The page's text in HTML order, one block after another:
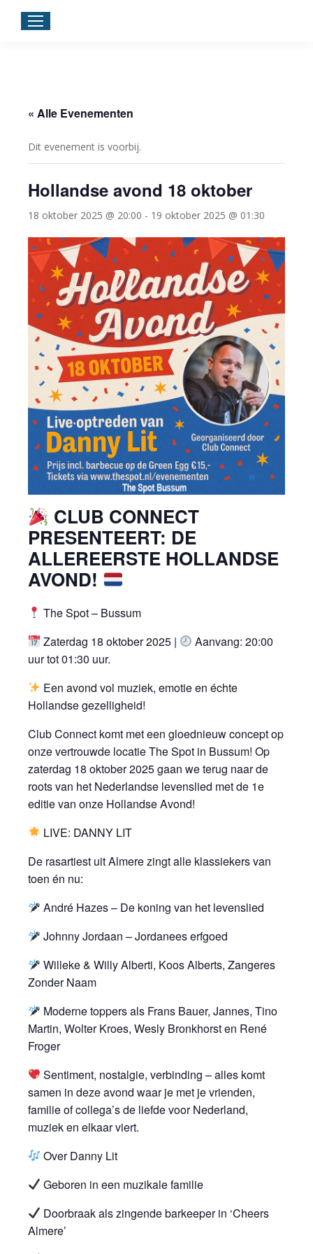
« Alle Evenementen
Dit evenement is voorbij.
Hollandse avond 18 oktober
18 oktober 2025 @ 20:00 - 19 oktober 2025 @ 01:30
CLUB CONNECT
PRESENTEERT: DE
ALLEREERSTE HOLLANDSE
AVOND!
The Spot – Bussum
Zaterdag 18 oktober 2025 |
Aanvang: 20:00
uur tot 01:30 uur.
Een avond vol muziek, emotie en échte
Hollandse gezelligheid!
Club Connect komt met een gloednieuw concept op
onze vertrouwde locatie The Spot in Bussum! Op
zaterdag 18 oktober 2025 gaan we terug naar de
roots van het Nederlandse levenslied met de 1e
editie van onze Hollandse Avond!
LIVE: DANNY LIT
De rasartiest uit Almere zingt alle klassiekers van
toen én nu:
André Hazes – De koning van het levenslied
Johnny Jordaan – Jordanees erfgoed
Willeke & Willy Alberti, Koos Alberts, Zangeres
Zonder Naam
Moderne toppers als Frans Bauer, Jannes, Tino
Martin, Wolter Kroes, Wesly Bronkhorst en René
Froger
Sentiment, nostalgie, verbinding – alles komt
samen in deze avond waar je met je vrienden,
familie of collega’s de liefde voor Nederland,
muziek en elkaar viert.
Over Danny Lit
Geboren in een muzikale familie
Doorbraak als zingende barkeeper in ‘Cheers
Almere’